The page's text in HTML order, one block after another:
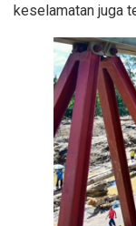
keselamatan juga